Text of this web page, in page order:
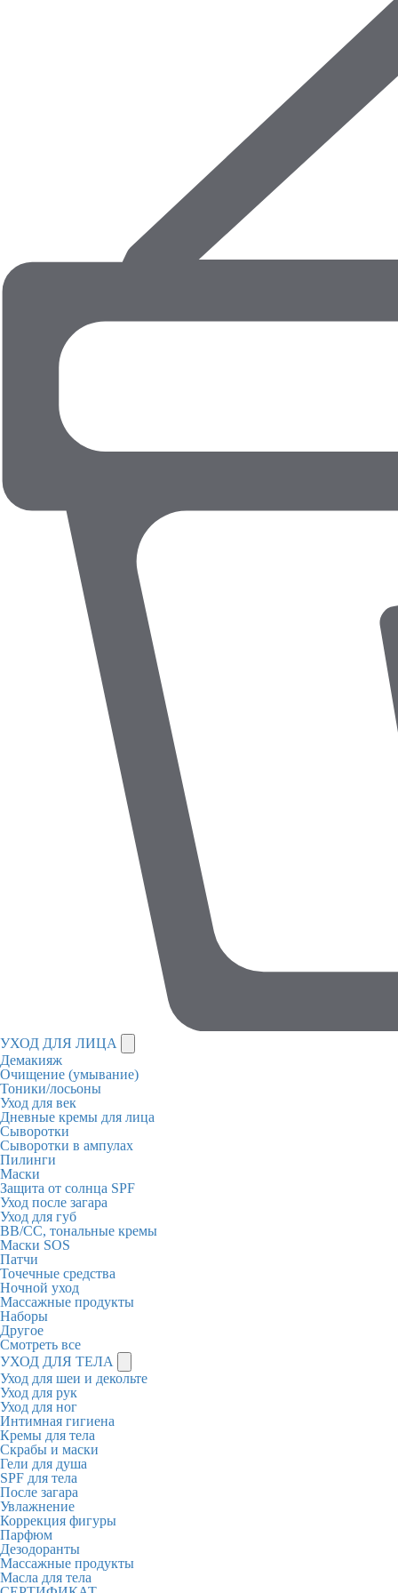
УХОД ДЛЯ ЛИЦА
Демакияж
Очищение (умывание)
Тоники/лосьоны
Уход для век
Дневные кремы для лица
Сыворотки
Сыворотки в ампулах
Пилинги
Маски
Защита от солнца SPF
Уход после загара
Уход для губ
BB/CC, тональные кремы
Маски SOS
Патчи
Точечные средства
Ночной уход
Массажные продукты
Наборы
Другое
Смотреть все
УХОД ДЛЯ ТЕЛА
Уход для шеи и декольте
Уход для рук
Уход для ног
Интимная гигиена
Кремы для тела
Скрабы и маски
Гели для душа
SPF для тела
После загара
Увлажнение
Коррекция фигуры
Парфюм
Дезодоранты
Массажные продукты
Масла для тела